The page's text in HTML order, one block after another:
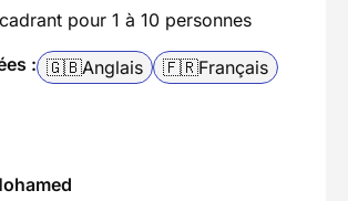
pour 1 à 10 personnes
: 🇬🇧Anglais 🇫🇷Français